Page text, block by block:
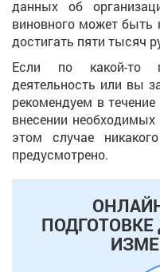
данных об
виновного может
достигать пяти тысяч
Если по какой-то
деятельность или вы
рекомендуем в
внесении
этом случае
предусмотрено.